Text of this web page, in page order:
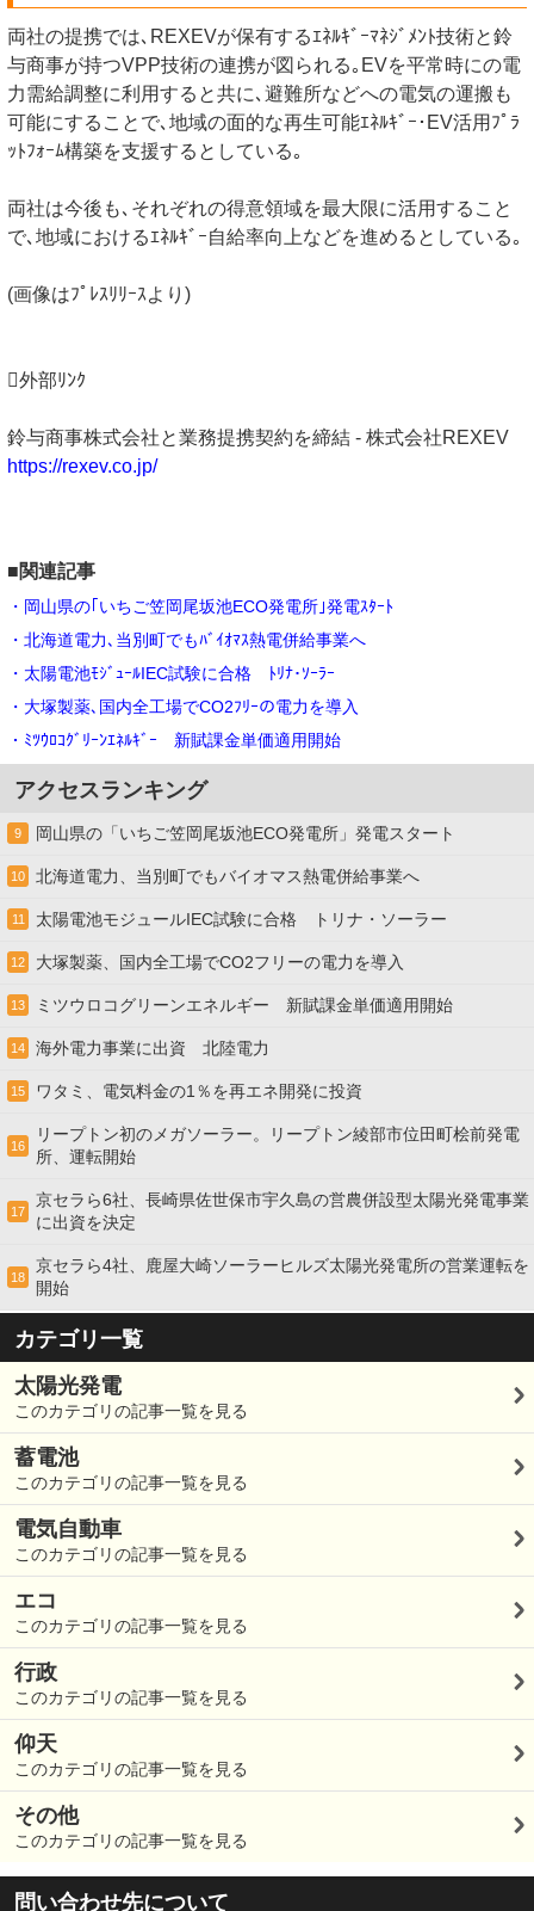
両社の提携では､REXEVが保有するｴﾈﾙｷﾞｰﾏﾈｼﾞﾒﾝﾄ技術と鈴
与商事が持つVPP技術の連携が図られる｡EVを平常時にの電
力需給調整に利用すると共に､避難所などへの電気の運搬も
可能にすることで､地域の面的な再生可能ｴﾈﾙｷﾞｰ･EV活用ﾌﾟﾗ
ｯﾄﾌｫｰﾑ構築を支援するとしている｡
両社は今後も､それぞれの得意領域を最大限に活用すること
で､地域におけるｴﾈﾙｷﾞｰ自給率向上などを進めるとしている｡
(画像はﾌﾟﾚｽﾘﾘｰｽより)
外部ﾘﾝｸ
鈴与商事株式会社と業務提携契約を締結 - 株式会社REXEV
https://rexev.co.jp/
■関連記事
・岡山県の｢いちご笠岡尾坂池ECO発電所｣発電ｽﾀｰﾄ
・北海道電力､当別町でもﾊﾞｲｵﾏｽ熱電併給事業へ
・太陽電池ﾓｼﾞｭｰﾙIEC試験に合格 ﾄﾘﾅ･ｿｰﾗｰ
・大塚製薬､国内全工場でCO2ﾌﾘｰの電力を導入
・ﾐﾂｳﾛｺｸﾞﾘｰﾝｴﾈﾙｷﾞｰ 新賦課金単価適用開始
アクセスランキング
9 岡山県の「いちご笠岡尾坂池ECO発電所」発電スタート
10 北海道電力、当別町でもバイオマス熱電併給事業へ
11 太陽電池モジュールIEC試験に合格 トリナ・ソーラー
12 大塚製薬、国内全工場でCO2フリーの電力を導入
13 ミツウロコグリーンエネルギー 新賦課金単価適用開始
14 海外電力事業に出資 北陸電力
15 ワタミ、電気料金の1％を再エネ開発に投資
16
リープトン初のメガソーラー。リープトン綾部市位田町桧前発電
所、運転開始
17
京セラら6社、長崎県佐世保市宇久島の営農併設型太陽光発電事業
に出資を決定
18
京セラら4社、鹿屋大崎ソーラーヒルズ太陽光発電所の営業運転を
開始
カテゴリ一覧
太陽光発電
このカテゴリの記事一覧を見る
蓄電池
このカテゴリの記事一覧を見る
電気自動車
このカテゴリの記事一覧を見る
エコ
このカテゴリの記事一覧を見る
行政
このカテゴリの記事一覧を見る
仰天
このカテゴリの記事一覧を見る
その他
このカテゴリの記事一覧を見る
問い合わせ先について